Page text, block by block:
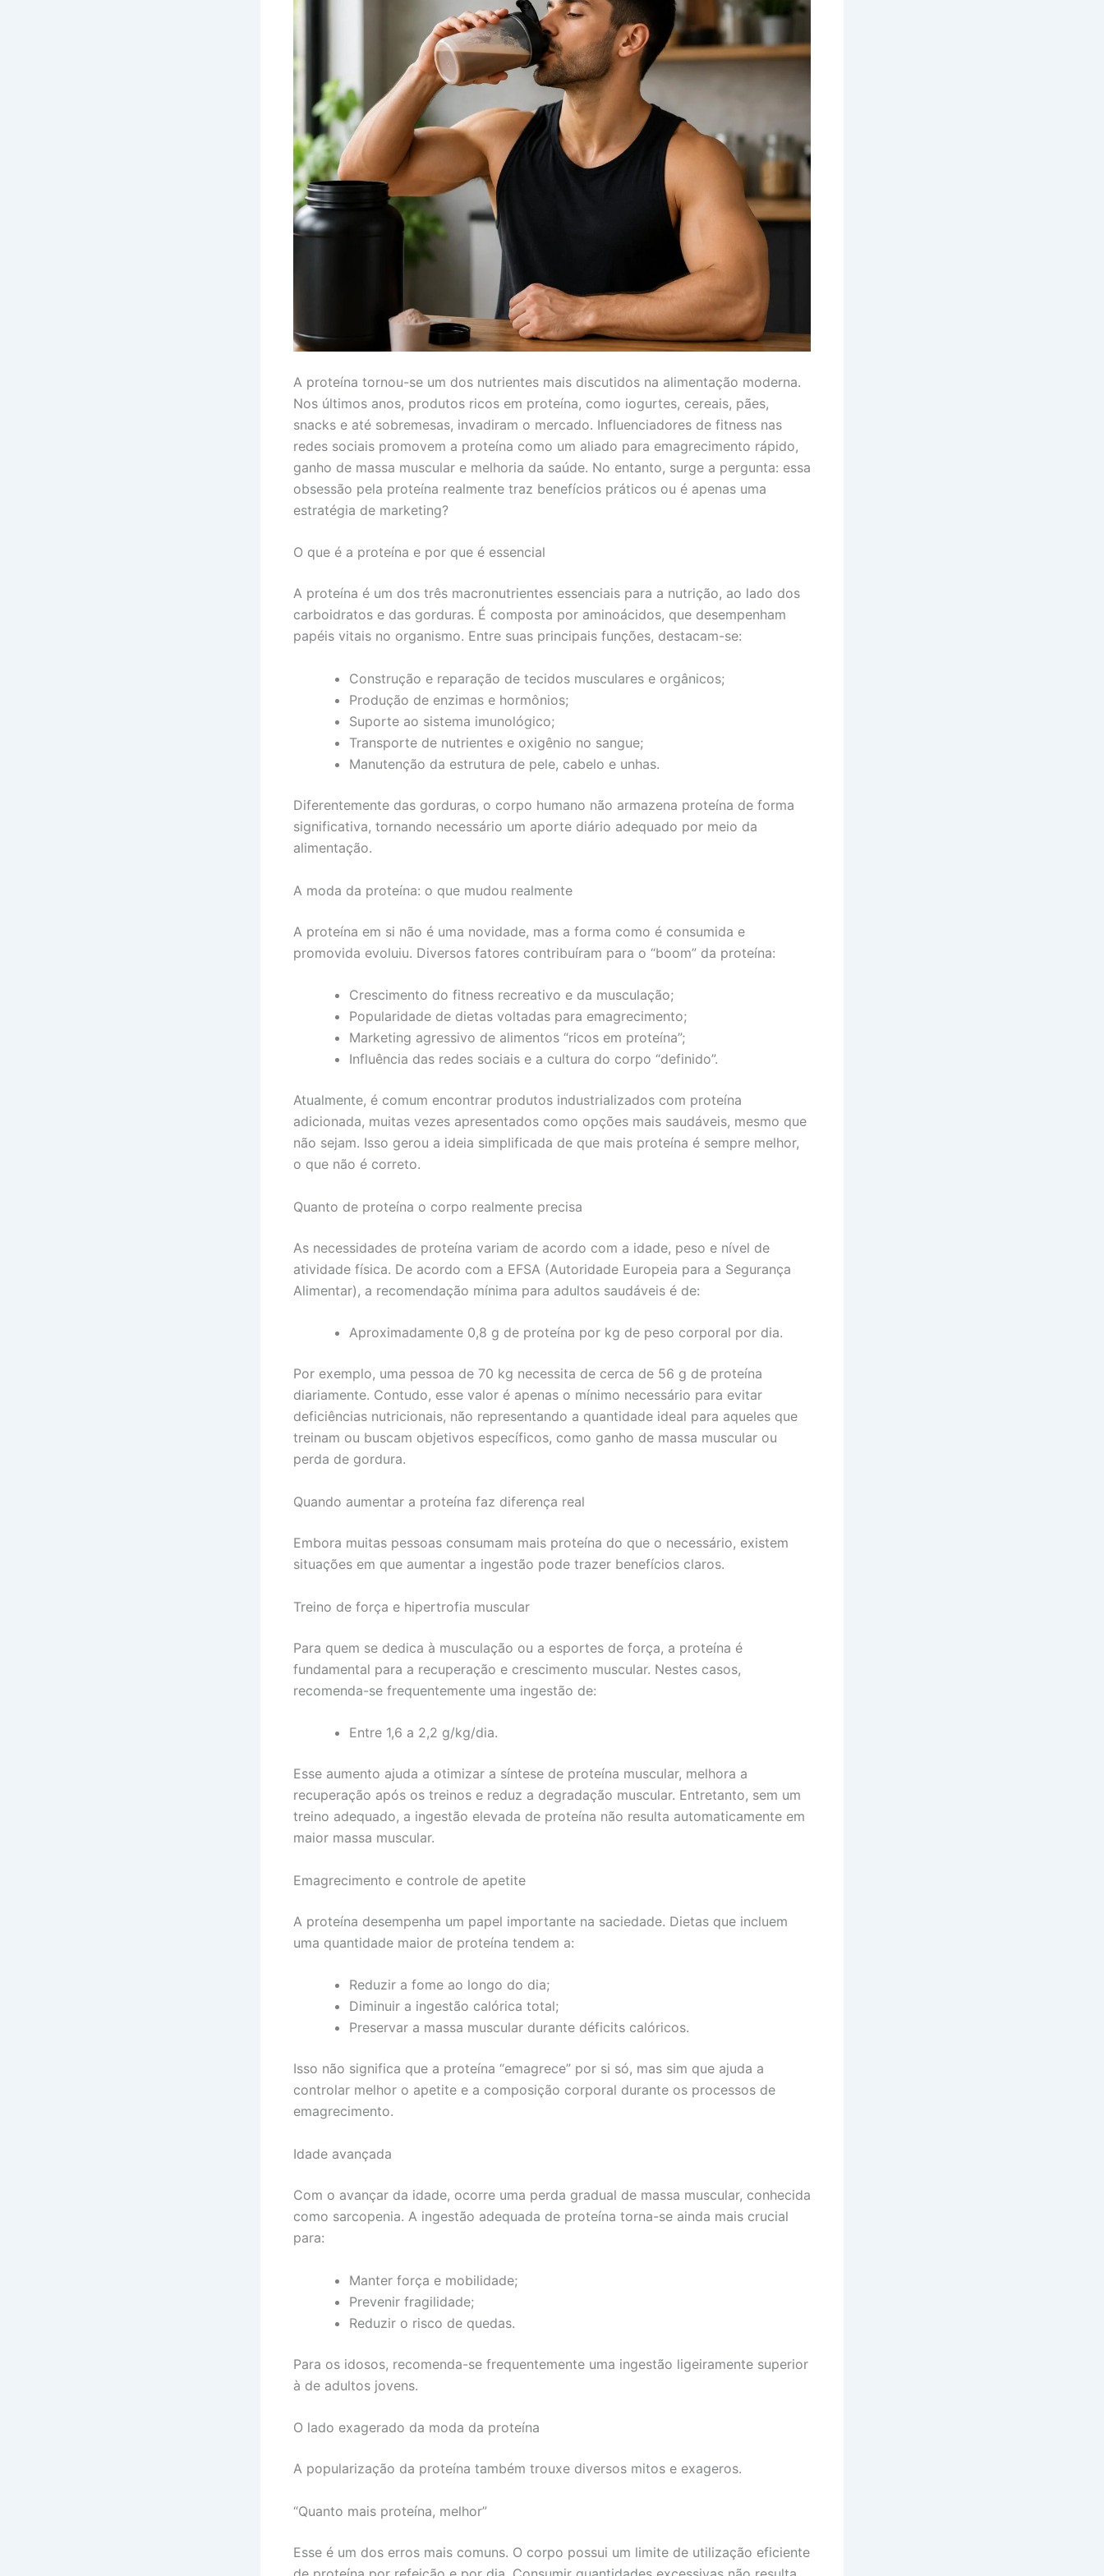
A proteína tornou-se um dos nutrientes mais discutidos na alimentação moderna.
Nos últimos anos, produtos ricos em proteína, como iogurtes, cereais, pães,
snacks e até sobremesas, invadiram o mercado. Influenciadores de fitness nas
redes sociais promovem a proteína como um aliado para emagrecimento rápido,
ganho de massa muscular e melhoria da saúde. No entanto, surge a pergunta: essa
obsessão pela proteína realmente traz benefícios práticos ou é apenas uma
estratégia de marketing?
O que é a proteína e por que é essencial
A proteína é um dos três macronutrientes essenciais para a nutrição, ao lado dos
carboidratos e das gorduras. É composta por aminoácidos, que desempenham
papéis vitais no organismo. Entre suas principais funções, destacam-se:
Construção e reparação de tecidos musculares e orgânicos;
Produção de enzimas e hormônios;
Suporte ao sistema imunológico;
Transporte de nutrientes e oxigênio no sangue;
Manutenção da estrutura de pele, cabelo e unhas.
Diferentemente das gorduras, o corpo humano não armazena proteína de forma
significativa, tornando necessário um aporte diário adequado por meio da
alimentação.
A moda da proteína: o que mudou realmente
A proteína em si não é uma novidade, mas a forma como é consumida e
promovida evoluiu. Diversos fatores contribuíram para o “boom” da proteína:
Crescimento do fitness recreativo e da musculação;
Popularidade de dietas voltadas para emagrecimento;
Marketing agressivo de alimentos “ricos em proteína”;
Influência das redes sociais e a cultura do corpo “definido”.
Atualmente, é comum encontrar produtos industrializados com proteína
adicionada, muitas vezes apresentados como opções mais saudáveis, mesmo que
não sejam. Isso gerou a ideia simplificada de que mais proteína é sempre melhor,
o que não é correto.
Quanto de proteína o corpo realmente precisa
As necessidades de proteína variam de acordo com a idade, peso e nível de
atividade física. De acordo com a EFSA (Autoridade Europeia para a Segurança
Alimentar), a recomendação mínima para adultos saudáveis é de:
Aproximadamente 0,8 g de proteína por kg de peso corporal por dia.
Por exemplo, uma pessoa de 70 kg necessita de cerca de 56 g de proteína
diariamente. Contudo, esse valor é apenas o mínimo necessário para evitar
deficiências nutricionais, não representando a quantidade ideal para aqueles que
treinam ou buscam objetivos específicos, como ganho de massa muscular ou
perda de gordura.
Quando aumentar a proteína faz diferença real
Embora muitas pessoas consumam mais proteína do que o necessário, existem
situações em que aumentar a ingestão pode trazer benefícios claros.
Treino de força e hipertrofia muscular
Para quem se dedica à musculação ou a esportes de força, a proteína é
fundamental para a recuperação e crescimento muscular. Nestes casos,
recomenda-se frequentemente uma ingestão de:
Entre 1,6 a 2,2 g/kg/dia.
Esse aumento ajuda a otimizar a síntese de proteína muscular, melhora a
recuperação após os treinos e reduz a degradação muscular. Entretanto, sem um
treino adequado, a ingestão elevada de proteína não resulta automaticamente em
maior massa muscular.
Emagrecimento e controle de apetite
A proteína desempenha um papel importante na saciedade. Dietas que incluem
uma quantidade maior de proteína tendem a:
Reduzir a fome ao longo do dia;
Diminuir a ingestão calórica total;
Preservar a massa muscular durante déficits calóricos.
Isso não significa que a proteína “emagrece” por si só, mas sim que ajuda a
controlar melhor o apetite e a composição corporal durante os processos de
emagrecimento.
Idade avançada
Com o avançar da idade, ocorre uma perda gradual de massa muscular, conhecida
como sarcopenia. A ingestão adequada de proteína torna-se ainda mais crucial
para:
Manter força e mobilidade;
Prevenir fragilidade;
Reduzir o risco de quedas.
Para os idosos, recomenda-se frequentemente uma ingestão ligeiramente superior
à de adultos jovens.
O lado exagerado da moda da proteína
A popularização da proteína também trouxe diversos mitos e exageros.
“Quanto mais proteína, melhor”
Esse é um dos erros mais comuns. O corpo possui um limite de utilização eficiente